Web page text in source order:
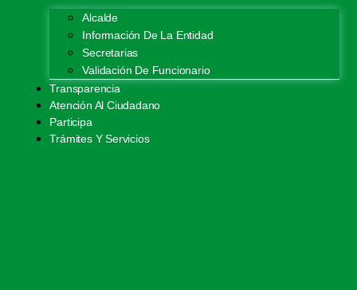
Alcalde
Información De La Entidad
Secretarias
Validación De Funcionario
Transparencia
Atención Al Ciudadano
Participa
Trámites Y Servicios